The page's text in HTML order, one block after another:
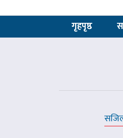
गृहपृष्ठ